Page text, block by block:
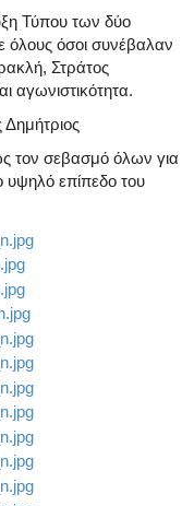
Τύπου των δύο
όσοι συνέβαλαν
Στράτος
αγωνιστικότητα.
τον σεβασμό όλων για
υψηλό επίπεδο του